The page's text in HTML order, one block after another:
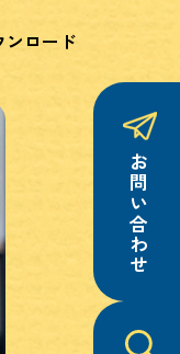
ンロード
お問い合わせ